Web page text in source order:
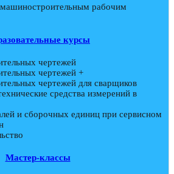
рабочим
курсы
чертежей
чертежей +
чертежей для сварщиков
средства измерений в
и сборочных единиц при сервисном
Мастер-классы